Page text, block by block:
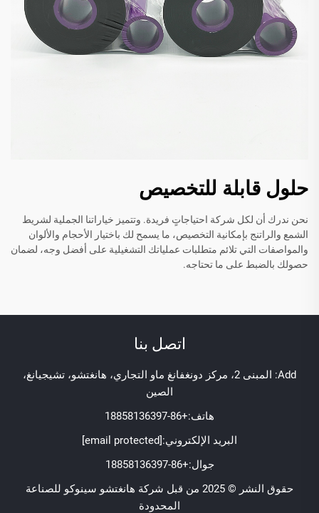
حلول قابلة للتخصيص
نحن ندرك أن لكل شركة احتياجاتٍ فريدة. وتتميز خياراتنا الجملية لشريط
الشمع والراتنج بإمكانية التخصيص، ما يسمح لك باختيار الأحجام والألوان
والمواصفات التي تلائم متطلبات عملياتك التشغيلية على أفضل وجه، لضمان
حصولك بالضبط على ما تحتاجه.
اتصل بنا
Add: المبنى 2، مركز دونغفانغ ماو التجاري، هانغتشو، تشيجيانغ،
الصين
هاتف:+86-18858136397
البريد الإلكتروني:[email protected]
جوال:+86-18858136397
حقوق النشر © 2025 من قبل شركة هانغتشو سينوكو للصناعة
المحدودة